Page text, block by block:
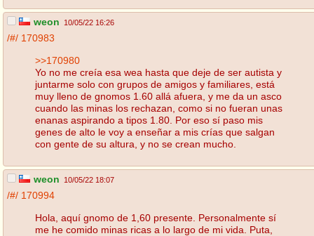
weon 10/05/22 16:26
/#/ 170983
>>170980
Yo no me creía esa wea hasta que deje de ser autista y
juntarme solo con grupos de amigos y familiares, está
muy lleno de gnomos 1.60 allá afuera, y me da un asco
cuando las minas los rechazan, como si no fueran unas
enanas aspirando a tipos 1.80. Por eso sí paso mis
genes de alto le voy a enseñar a mis crías que salgan
con gente de su altura, y no se crean mucho.
weon 10/05/22 18:07
/#/ 170994
Hola, aquí gnomo de 1,60 presente. Personalmente sí
me he comido minas ricas a lo largo de mi vida. Puta,